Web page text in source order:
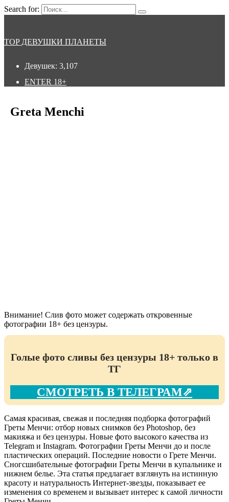
Search for:
TOP ДЕВУШКИ ПЛАНЕТЫ
Девушек: 3,107
ENTER 18+
Greta Menchi
Внимание! Слив фото может содержать откровенные
фотографии 18+ без цензуры.
Голые фото сливы без цензуры 18+ только в
ТГ
СМОТРЕТЬ В ТЕЛЕГРАМ⇗
Самая красивая, свежая и последняя подборка фотографий
Греты Менчи: отбор новых снимков без Photoshop, без
макияжа и без цензуры. Новые фото высокого качества из
Telegram и Instagram. Фотографии Греты Менчи до и после
пластических операций. Последние новости о Грете Менчи.
Сногсшибательные фотографии Греты Менчи в купальнике и
нижнем белье. Эта статья предлагает взглянуть на истинную
красоту и натуральность Интернет-звезды, показывает ее
изменения со временем и вызывает интерес к самой личности